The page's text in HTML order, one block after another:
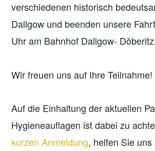
verschiedenen historisch
Dallgow und beenden unsere
Uhr am Bahnhof Dallgow-
Wir freuen uns auf Ihre Teilnahme!
Auf die Einhaltung der aktuellen
Hygieneauflagen ist dabei zu
kurzen Anmeldung, helfen Sie